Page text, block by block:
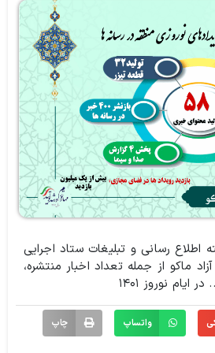
اطلاع رسانی و تبلیغات ستاد اجرایی
ماکو از جمله تعداد اخبار منتشره،‌
نوروز ۱۴۰۱
واتساپ چاپ